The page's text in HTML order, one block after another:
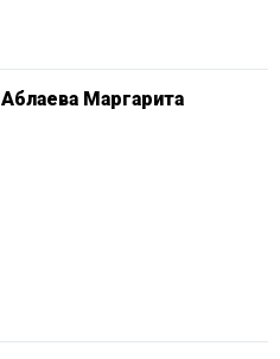
Аблаева Маргарита